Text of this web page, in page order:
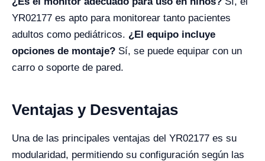
YR02177 es apto para monitorear tanto pacientes
adultos como pediátricos. ¿El equipo incluye
opciones de montaje? Sí, se puede equipar con un
carro o soporte de pared.
Ventajas y Desventajas
Una de las principales ventajas del YR02177 es su
modularidad, permitiendo su configuración según las